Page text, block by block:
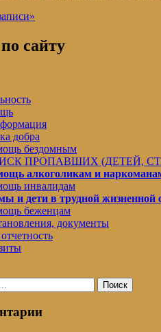
»
сайту
добра
бездомным
ПРОПАВШИХ (ДЕТЕЙ,
алкоголикам и
инвалидам
и дети в трудной жизненной
беженцам
документы
Поиск